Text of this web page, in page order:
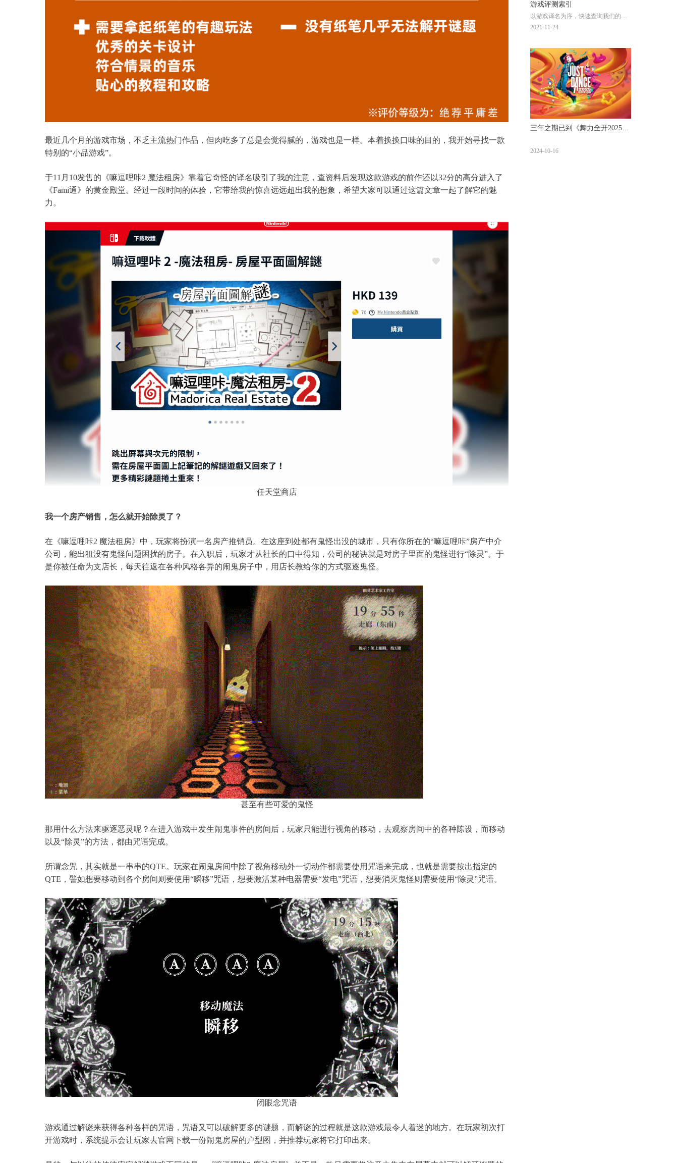
最近几个月的游戏市场，不乏主流热门作品，但肉吃多了总是会觉得腻的，游戏也是一样。本着换换口味的目的，我开始寻找一款
特别的“小品游戏”。
于11月10发售的《嘛逗哩咔2 魔法租房》靠着它奇怪的译名吸引了我的注意，查资料后发现这款游戏的前作还以32分的高分进入了
《Fami通》的黄金殿堂。经过一段时间的体验，它带给我的惊喜远远超出我的想象，希望大家可以通过这篇文章一起了解它的魅
力。
任天堂商店
我一个房产销售，怎么就开始除灵了？
在《嘛逗哩咔2 魔法租房》中，玩家将扮演一名房产推销员。在这座到处都有鬼怪出没的城市，只有你所在的“嘛逗哩咔”房产中介
公司，能出租没有鬼怪问题困扰的房子。在入职后，玩家才从社长的口中得知，公司的秘诀就是对房子里面的鬼怪进行“除灵”。于
是你被任命为支店长，每天往返在各种风格各异的闹鬼房子中，用店长教给你的方式驱逐鬼怪。
甚至有些可爱的鬼怪
那用什么方法来驱逐恶灵呢？在进入游戏中发生闹鬼事件的房间后，玩家只能进行视角的移动，去观察房间中的各种陈设，而移动
以及“除灵”的方法，都由咒语完成。
所谓念咒，其实就是一串串的QTE。玩家在闹鬼房间中除了视角移动外一切动作都需要使用咒语来完成，也就是需要按出指定的
QTE，譬如想要移动到各个房间则要使用“瞬移”咒语，想要激活某种电器需要“发电”咒语，想要消灭鬼怪则需要使用“除灵”咒语。
闭眼念咒语
游戏通过解谜来获得各种各样的咒语，咒语又可以破解更多的谜题，而解谜的过程就是这款游戏最令人着迷的地方。在玩家初次打
开游戏时，系统提示会让玩家去官网下载一份闹鬼房屋的户型图，并推荐玩家将它打印出来。
游戏评测索引
以游戏译名为序，快速查询我们的全
部游戏评测。
2021-11-24
三年之期已到《舞力全开2025》
2024-10-16